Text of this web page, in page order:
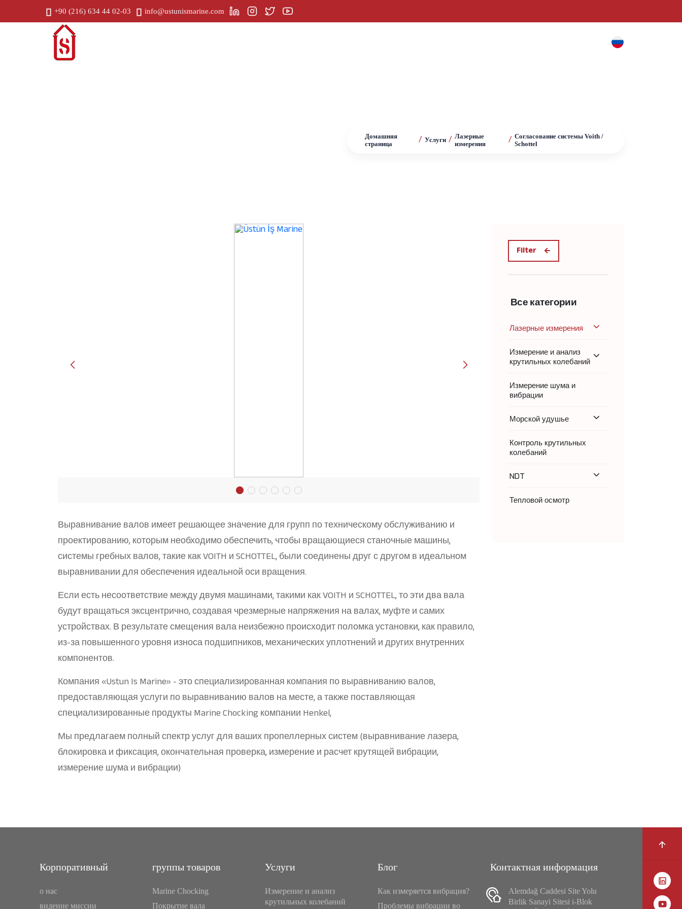
+90 (216) 634 44 02-03 info@ustunismarine.com
Домашняя
страница
/ Услуги / Лазерные
измерения
/ Согласование системы Voith /
Schottel
Выравнивание валов имеет решающее значение для групп по техническому обслуживанию и
проектированию, которым необходимо обеспечить, чтобы вращающиеся станочные машины,
системы гребных валов, такие как VOITH и SCHOTTEL, были соединены друг с другом в идеальном
выравнивании для обеспечения идеальной оси вращения.
Если есть несоответствие между двумя машинами, такими как VOITH и SCHOTTEL, то эти два вала
будут вращаться эксцентрично, создавая чрезмерные напряжения на валах, муфте и самих
устройствах. В результате смещения вала неизбежно происходит поломка установки, как правило,
из-за повышенного уровня износа подшипников, механических уплотнений и других внутренних
компонентов.
Компания «Ustun Is Marine» - это специализированная компания по выравниванию валов,
предоставляющая услуги по выравниванию валов на месте, а также поставляющая
специализированные продукты Marine Chocking компании Henkel,
Мы предлагаем полный спектр услуг для ваших пропеллерных систем (выравнивание лазера,
блокировка и фиксация, окончательная проверка, измерение и расчет крутящей вибрации,
измерение шума и вибрации)
Filter
Все категории
Лазерные измерения
Измерение и анализ
крутильных колебаний
Измерение шума и
вибрации
Морской удушье
Контроль крутильных
колебаний
NDT
Тепловой осмотр
Корпоративный
о нас
видение миссии
группы товаров
Marine Chocking
Покрытие вала
Услуги
Измерение и анализ
крутильных колебаний
Блог
Как измеряется вибрация?
Проблемы вибрации во
Контактная информация
Alemdağ Caddesi Site Yolu
Birlik Sanayi Sitesi i-Blok